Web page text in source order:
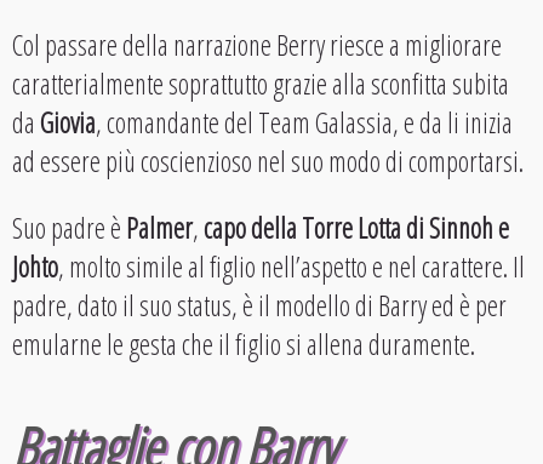
Col passare della narrazione Berry riesce a migliorare
caratterialmente soprattutto grazie alla sconfitta subita
daGiovia, comandante del Team Galassia, e da li inizia
ad essere più coscienzioso nel suo modo di comportarsi.
Suo padre èPalmer,capo della Torre Lotta di Sinnoh e
Johto, molto simile al figlio nell’aspetto e nel carattere. Il
padre, dato il suo status, è il modello di Barry ed è per
emularne le gesta che il figlio si allena duramente.
Battaglie con Barry